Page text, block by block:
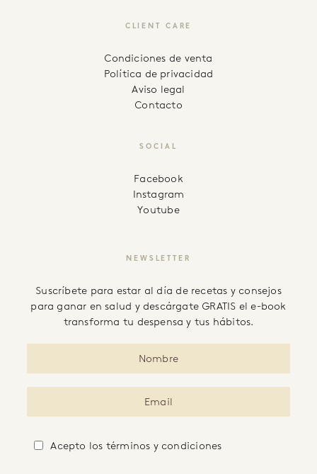
CLIENT CARE
Condiciones de venta
Política de privacidad
Aviso legal
Contacto
SOCIAL
facebook
instagram
youtube
NEWSLETTER
Suscríbete para estar al día de recetas y consejos
para ganar en salud y descárgate GRATIS el e-book
transforma tu despensa y tus hábitos.
Acepto los términos y condiciones